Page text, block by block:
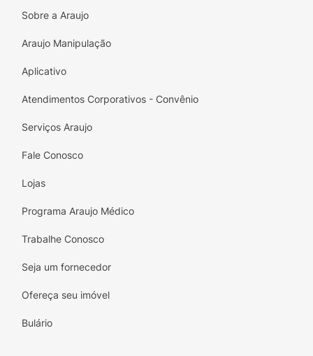
Sobre a Araujo
Araujo Manipulação
Aplicativo
Atendimentos Corporativos - Convênio
Serviços Araujo
Fale Conosco
Lojas
Programa Araujo Médico
Trabalhe Conosco
Seja um fornecedor
Ofereça seu imóvel
Bulário